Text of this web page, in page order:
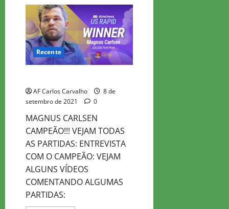
ONLINE
TOP
DIVISION
Recente
AF Carlos Carvalho
8 de
setembro de 2021
0
MAGNUS CARLSEN
CAMPEÃO!!! VEJAM TODAS
AS PARTIDAS: ENTREVISTA
COM O CAMPEÃO: VEJAM
ALGUNS VÍDEOS
COMENTANDO ALGUMAS
PARTIDAS: